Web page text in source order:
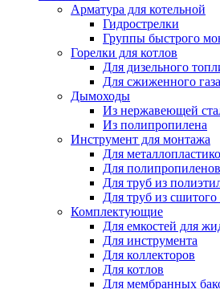
Арматура для котельной
Гидрострелки
Группы быстрого
Горелки для котлов
Для дизельного
Для сжиженного газа
Дымоходы
Из нержавеющей
Из полипропилена
Инструмент для монтажа
Для
Для
Для труб из
Для труб из сшитого
Комплектующие
Для емкостей для
Для инструмента
Для коллекторов
Для котлов
Для мембранных